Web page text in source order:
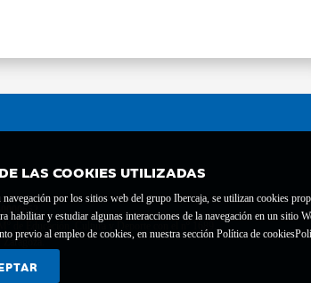
LAS COOKIES UTILIZADAS
por los sitios web del grupo Ibercaja, se utilizan cookies
habilitar y estudiar algunas interacciones de la navegación en un sitio
previo al empleo de cookies, en nuestra sección Política de cookies
de Educación, Cultura y Deporte con el nº 1689.